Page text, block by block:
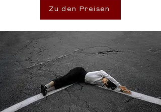
Zu den Preisen